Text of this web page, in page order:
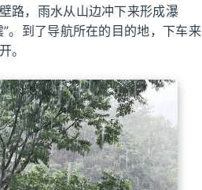
路，雨水从山边冲下来形成瀑
。到了导航所在的目的地，下车来
。